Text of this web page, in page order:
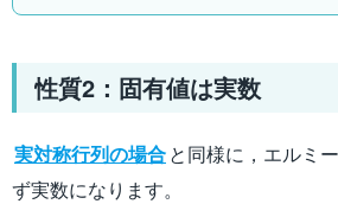
性質2：固有値は実数
実対称行列の場合と同様に，エルミ
ず実数になります。